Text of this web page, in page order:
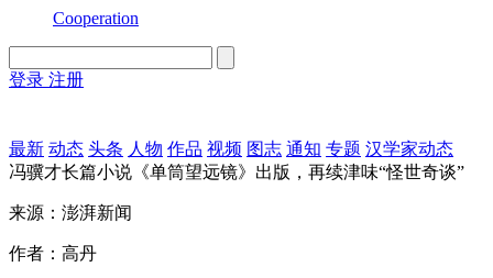
Cooperation
登录 注册
最新 动态 头条 人物 作品 视频 图志 通知 专题 汉学家动态
冯骥才长篇小说《单筒望远镜》出版，再续津味“怪世奇谈”
来源：澎湃新闻
作者：高丹